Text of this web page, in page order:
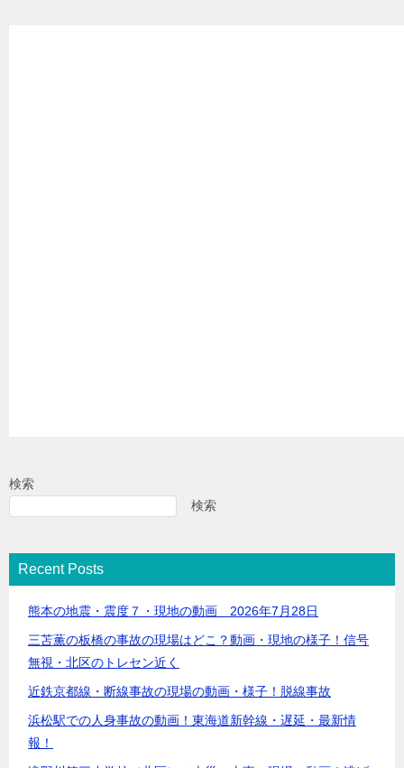
検索
検索
Recent Posts
熊本の地震・震度７・現地の動画 2026年7月28日
三苫薫の板橋の事故の現場はどこ？動画・現地の様子！信号
無視・北区のトレセン近く
近鉄京都線・断線事故の現場の動画・様子！脱線事故
浜松駅での人身事故の動画！東海道新幹線・遅延・最新情
報！